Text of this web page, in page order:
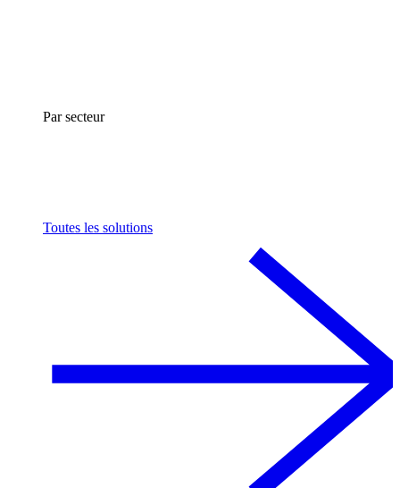
Par secteur
Toutes les solutions